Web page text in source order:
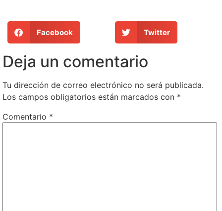
Facebook Twitter
Deja un comentario
Tu dirección de correo electrónico no será publicada.
Los campos obligatorios están marcados con *
Comentario *